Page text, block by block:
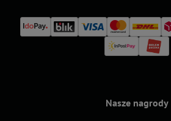
Nasze nagrody